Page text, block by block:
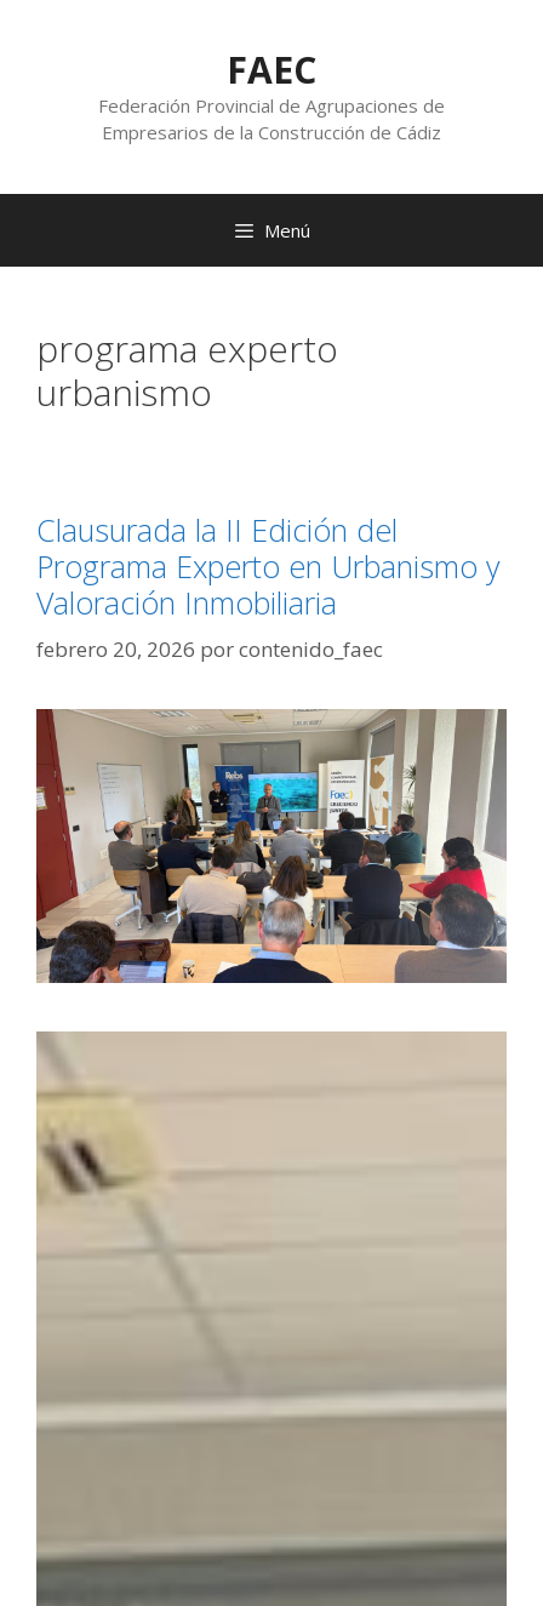
FAEC
Federación Provincial de Agrupaciones de
Empresarios de la Construcción de Cádiz
Menú
programa experto
urbanismo
Clausurada la II Edición del
Programa Experto en Urbanismo y
Valoración Inmobiliaria
febrero 20, 2026 porcontenido_faec